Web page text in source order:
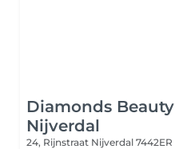
Diamonds Beauty
Nijverdal
24, Rijnstraat Nijverdal 7442ER